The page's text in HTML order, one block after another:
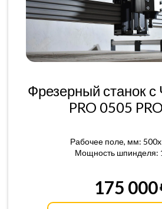
Фрезерный станок
PRO 0505
Рабочее поле, мм:
Мощность шпинделя:
175 000